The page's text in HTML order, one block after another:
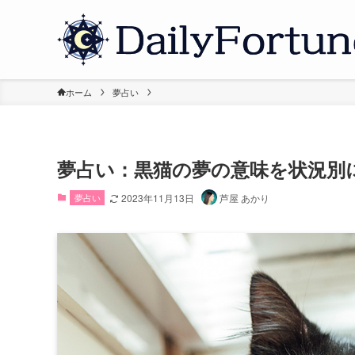
ホーム 夢占い
夢占い：黒猫の夢の意味を状況別
夢占い 2023年11月13日 芦屋 あかり